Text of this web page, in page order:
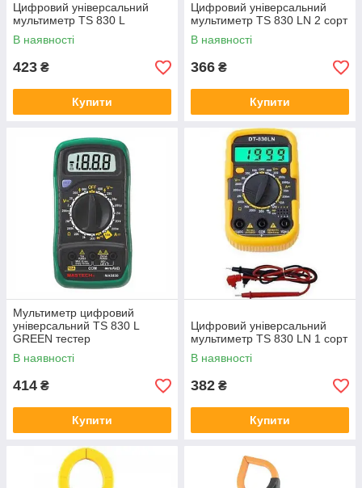
Цифровий універсальний
мультиметр TS 830 L
В наявності
423 ₴
Купити
Цифровий універсальний
мультиметр TS 830 LN 2 сорт
В наявності
366 ₴
Купити
Мультиметр цифровий
універсальний TS 830 L
GREEN тестер
В наявності
414 ₴
Купити
Цифровий універсальний
мультиметр TS 830 LN 1 сорт
В наявності
382 ₴
Купити